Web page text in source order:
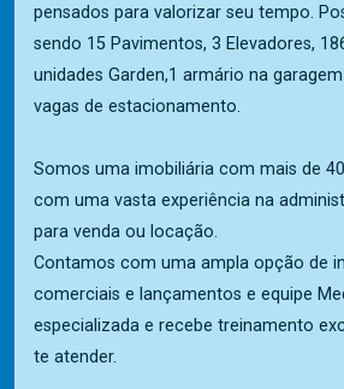
pensados para valorizar seu tempo.
sendo 15 Pavimentos, 3 Elevadores,
unidades Garden,1 armário na
vagas de estacionamento.
Somos uma imobiliária com mais de
com uma vasta experiência na
para venda ou locação.
Contamos com uma ampla opção de
comerciais e lançamentos e equipe
especializada e recebe treinamento
te atender.